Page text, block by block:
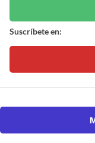
Suscríbete en: